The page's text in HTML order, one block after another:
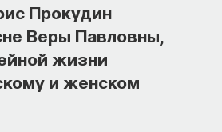
Прокудин
Веры Павловны,
жизни
и женском
длинный
и как
организацию